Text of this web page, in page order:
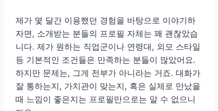
제가 몇 달간 이용했던 경험을 바탕으로 이야기하
자면, 소개받는 분들의 프로필 자체는 꽤 괜찮았습
니다. 제가 원하는 직업군이나 연령대, 외모 스타일
등 기본적인 조건들은 만족하는 분들이 많았어요.
하지만 문제는, 그게 전부가 아니라는 거죠. 대화가
잘 통하는지, 가치관이 맞는지, 혹은 실제로 만났을
때 느낌이 좋은지는 프로필만으로는 알 수 없으니